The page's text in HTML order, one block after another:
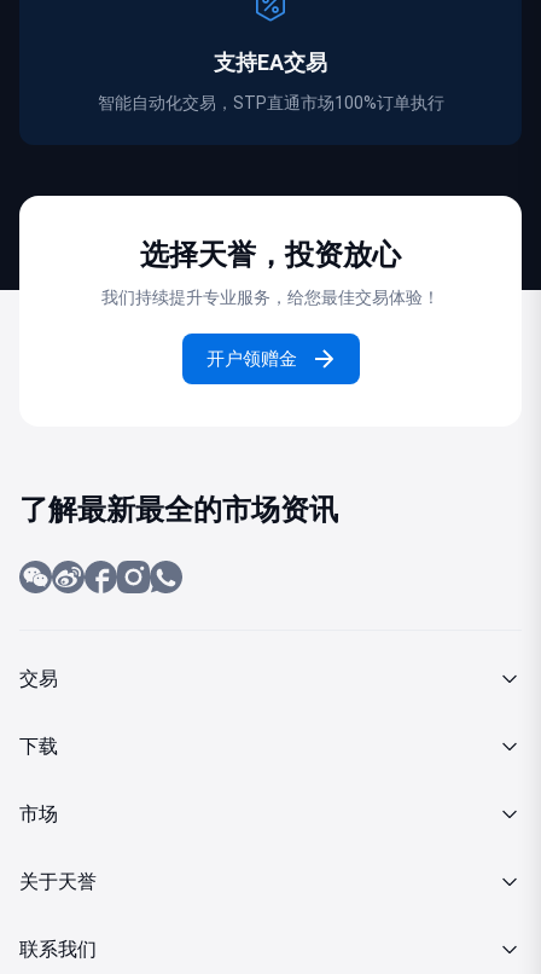
支持EA交易
智能自动化交易，STP直通市场100%订单执行
选择天誉，投资放心
我们持续提升专业服务，给您最佳交易体验！
开户领赠金
了解最新最全的市场资讯
交易
产品介绍
下载
MT4下载
市场
行情报价
关于天誉
关于我们
联系我们